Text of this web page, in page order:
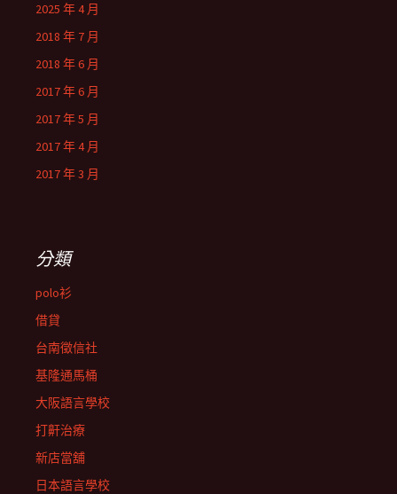
2025 年 4 月
2018 年 7 月
2018 年 6 月
2017 年 6 月
2017 年 5 月
2017 年 4 月
2017 年 3 月
分類
polo衫
借貸
台南徵信社
基隆通馬桶
大阪語言學校
打鼾治療
新店當舖
日本語言學校